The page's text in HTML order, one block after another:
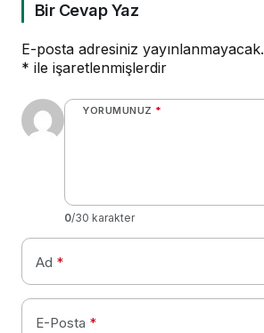
Bir Cevap Yaz
E-posta adresiniz yayınlanmayacak.
* ile işaretlenmişlerdir
YORUMUNUZ *
0/30 karakter
Ad *
E-Posta *